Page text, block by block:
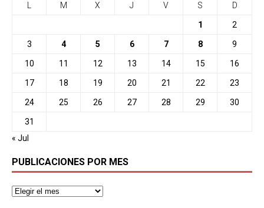
M X J V S D
1 2
3 4 5 6 7 8 9
10 11 12 13 14 15 16
17 18 19 20 21 22 23
24 25 26 27 28 29 30
31
« Jul
PUBLICACIONES POR MES